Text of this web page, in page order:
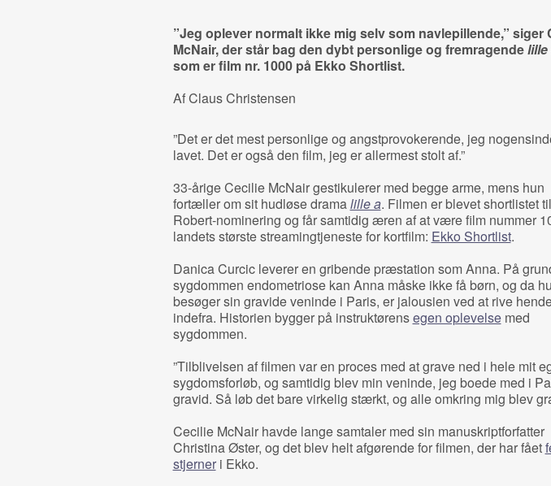
”Jeg oplever normalt ikke mig selv som navlepillende,” siger
McNair, der står bag den dybt personlige og fremragendelille
som er film nr. 1000 på Ekko Shortlist.
Af Claus Christensen
”Det er det mest personlige og angstprovokerende, jeg
lavet. Det er også den film, jeg er allermest stolt af.”
33-årige Cecilie McNair gestikulerer med begge arme, mens hun
fortæller om sit hudløse dramalille a. Filmen er blevet shortlistet
Robert-nominering og får samtidig æren af at være film nummer
landets største streamingtjeneste for kortfilm: Ekko Shortlist.
Danica Curcic leverer en gribende præstation som Anna. På
sygdommen endometriose kan Anna måske ikke få børn, og da
besøger sin gravide veninde i Paris, er jalousien ved at rive
indefra. Historien bygger på instruktørensegen oplevelsemed
sygdommen.
”Tilblivelsen af filmen var en proces med at grave ned i hele mit
sygdomsforløb, og samtidig blev min veninde, jeg boede med i
gravid. Så løb det bare virkelig stærkt, og alle omkring mig blev
Cecilie McNair havde lange samtaler med sin manuskriptforfatter
Christina Øster, og det blev helt afgørende for filmen, der har fået
stjerneri Ekko.